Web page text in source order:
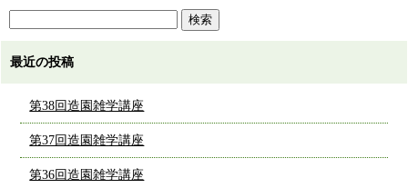
最近の投稿
第38回造園雑学講座
第37回造園雑学講座
第36回造園雑学講座